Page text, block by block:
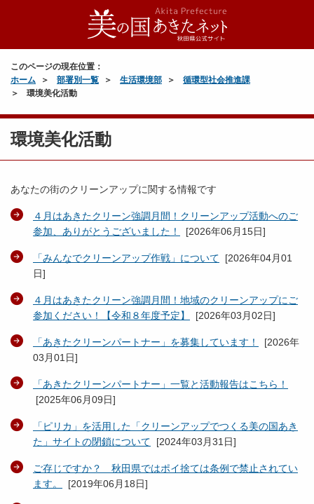
このページの現在位置：
ホーム
部署別一覧 生活環境部
循環型社会推進課
環境美化活動
環境美化活動
あなたの街のクリーンアップに関する情報です
４月はあきたクリーン強調月間！クリーンアップ活動へのご
参加、ありがとうございました！
[2026年06月15日]
「みんなでクリーンアップ作戦」について [2026年04月01
日]
４月はあきたクリーン強調月間！地域のクリーンアップにご
参加ください！【令和８年度予定】
[2026年03月02日]
「あきたクリーンパートナー」を募集しています！ [2026年
03月01日]
「あきたクリーンパートナー」一覧と活動報告はこちら！
[2025年06月09日]
「ピリカ」を活用した「クリーンアップでつくる美の国あき
た」サイトの閉鎖について [2024年03月31日]
ご存じですか？ 秋田県ではポイ捨ては条例で禁止されてい
ます。
[2019年06月18日]